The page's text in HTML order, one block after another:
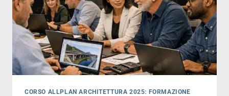
CORSO ALLPLAN ARCHITETTURA 2025: FORMAZIONE